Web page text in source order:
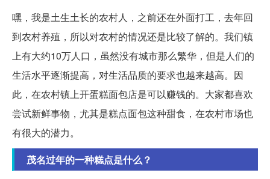
嘿，我是土生土长的农村人，之前还在外面打工，去年回
到农村养殖，所以对农村的情况还是比较了解的。我们镇
上有大约10万人口，虽然没有城市那么繁华，但是人们的
生活水平逐渐提高，对生活品质的要求也越来越高。因
此，在农村镇上开蛋糕面包店是可以赚钱的。大家都喜欢
尝试新鲜事物，尤其是糕点面包这种甜食，在农村市场也
有很大的潜力。
茂名过年的一种糕点是什么？